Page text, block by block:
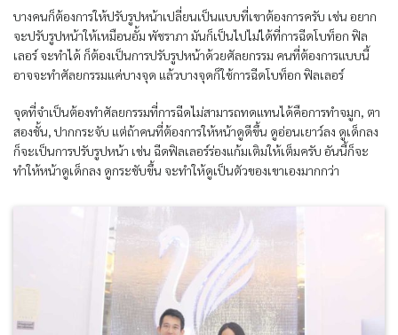
บางคนก็ต้องการให้ปรับรูปหน้าเปลี่ยนเป็นแบบที่เขาต้องการครับ เช่น อยาก
จะปรับรูปหน้าให้เหมือนอั้ม พัชราภา มันก็เป็นไปไม่ได้ที่การฉีดโบท็อก ฟิล
เลอร์ จะทำได้ ก็ต้องเป็นการปรับรูปหน้าด้วยศัลยกรรม คนที่ต้องการแบบนี้
อาจจะทำศัลยกรรมแค่บางจุด แล้วบางจุดก็ใช้การฉีดโบท็อก ฟิลเลอร์
จุดที่จำเป็นต้องทำศัลยกรรมที่การฉีดไม่สามารถทดแทนได้คือการทำจมูก, ตา
สองชั้น, ปากกระจับ แต่ถ้าคนที่ต้องการให้หน้าดูดีขึ้น ดูอ่อนเยาว์ลง ดูเด็กลง
ก็จะเป็นการปรับรูปหน้า เช่น ฉีดฟิลเลอร์ร่องแก้มเติมให้เต็มครับ อันนี้ก็จะ
ทำให้หน้าดูเด็กลง ดูกระชับขึ้น จะทำให้ดูเป็นตัวของเขาเองมากกว่า